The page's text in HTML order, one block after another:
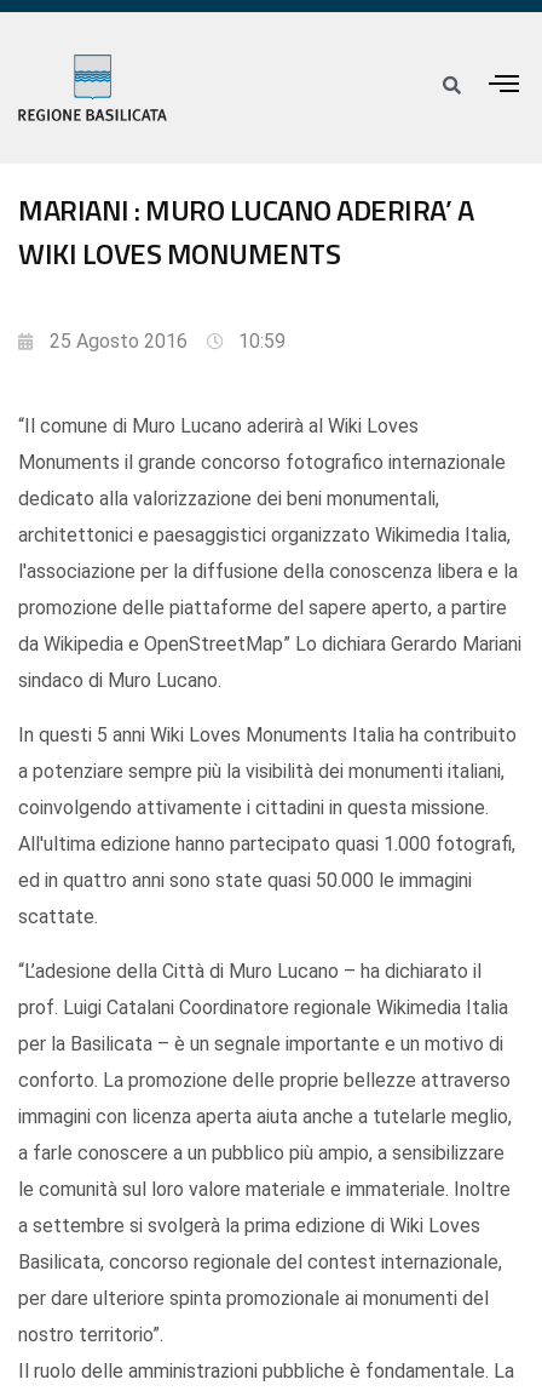
MARIANI : MURO LUCANO ADERIRA’ A
WIKI LOVES MONUMENTS
25 Agosto 2016 10:59
“Il comune di Muro Lucano aderirà al Wiki Loves
Monuments il grande concorso fotografico internazionale
dedicato alla valorizzazione dei beni monumentali,
architettonici e paesaggistici organizzato Wikimedia Italia,
l'associazione per la diffusione della conoscenza libera e la
promozione delle piattaforme del sapere aperto, a partire
da Wikipedia e OpenStreetMap” Lo dichiara Gerardo Mariani
sindaco di Muro Lucano.
In questi 5 anni Wiki Loves Monuments Italia ha contribuito
a potenziare sempre più la visibilità dei monumenti italiani,
coinvolgendo attivamente i cittadini in questa missione.
All'ultima edizione hanno partecipato quasi 1.000 fotografi,
ed in quattro anni sono state quasi 50.000 le immagini
scattate.
“L’adesione della Città di Muro Lucano – ha dichiarato il
prof. Luigi Catalani Coordinatore regionale Wikimedia Italia
per la Basilicata – è un segnale importante e un motivo di
conforto. La promozione delle proprie bellezze attraverso
immagini con licenza aperta aiuta anche a tutelarle meglio,
a farle conoscere a un pubblico più ampio, a sensibilizzare
le comunità sul loro valore materiale e immateriale. Inoltre
a settembre si svolgerà la prima edizione di Wiki Loves
Basilicata, concorso regionale del contest internazionale,
per dare ulteriore spinta promozionale ai monumenti del
nostro territorio”.
Il ruolo delle amministrazioni pubbliche è fondamentale. La